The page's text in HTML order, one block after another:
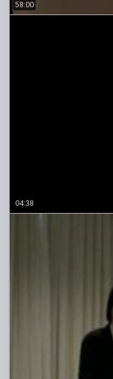
58:00
04:38